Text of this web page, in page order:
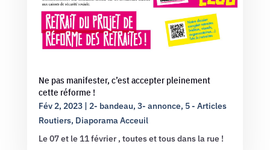
Ne pas manifester, c’est accepter pleinement
cette réforme !
Fév 2, 2023| 2- bandeau, 3- annonce, 5 - Articles
Routiers, Diaporama Acceuil
Le 07 et le 11 février , toutes et tous dans la rue !